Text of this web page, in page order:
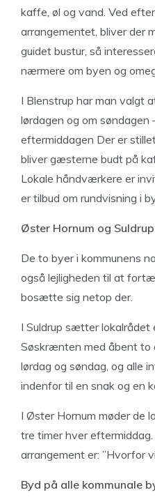
kaffe, øl og vand. Ved
arrangementet, bliver der
guidet bustur, så
nærmere om byen og
I Blenstrup har man valgt
lørdagen og om søndagen
eftermiddagen Der er
bliver gæsterne budt på
Lokale håndværkere er
er tilbud om rundvisning i
Øster Hornum og
De to byer i kommunens
også lejligheden til at
bosætte sig netop der.
I Suldrup sætter lokalrådet
Søskrænten med åbent to
lørdag og søndag, og alle
indenfor til en snak og en
I Øster Hornum møder de
tre timer hver
arrangement er: ”Hvorfor
Byd på alle kommunale